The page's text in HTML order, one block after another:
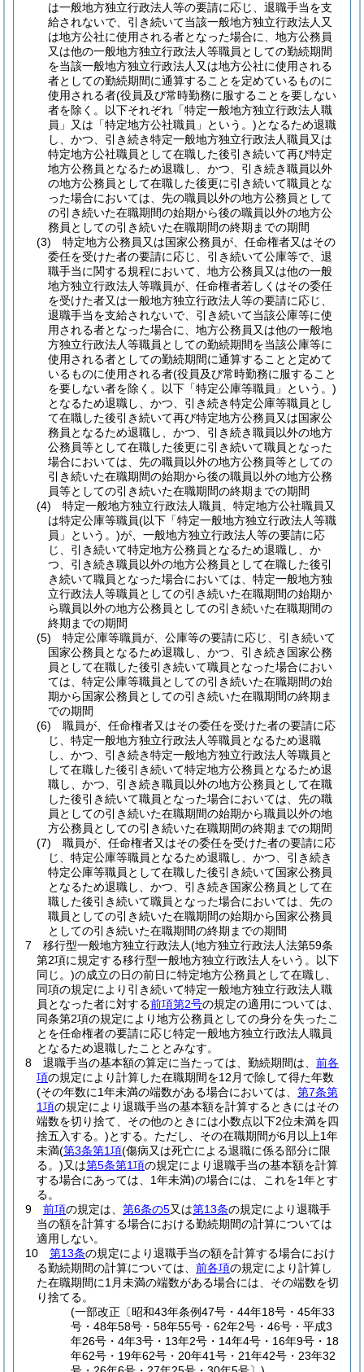
は一般地方独立行政法人等の要請に応じ、退職手当を支
給されないで、引き続いて当該一般地方独立行政法人又
は地方公社に使用される者となった場合に、地方公務員
又は他の一般地方独立行政法人等職員としての勤続期間
を当該一般地方独立行政法人又は地方公社に使用される
者としての勤続期間に通算することを定めているものに
使用される者(役員及び常時勤務に服することを要しない
者を除く。以下それぞれ「特定一般地方独立行政法人職
員」又は「特定地方公社職員」という。)となるため退職
し、かつ、引き続き特定一般地方独立行政法人職員又は
特定地方公社職員として在職した後引き続いて再び特定
地方公務員となるため退職し、かつ、引き続き職員以外
の地方公務員として在職した後更に引き続いて職員とな
った場合においては、先の職員以外の地方公務員として
の引き続いた在職期間の始期から後の職員以外の地方公
務員としての引き続いた在職期間の終期までの期間
(3)
特定地方公務員又は国家公務員が、任命権者又はその
委任を受けた者の要請に応じ、引き続いて公庫等で、退
職手当に関する規程において、地方公務員又は他の一般
地方独立行政法人等職員が、任命権者若しくはその委任
を受けた者又は一般地方独立行政法人等の要請に応じ、
退職手当を支給されないで、引き続いて当該公庫等に使
用される者となった場合に、地方公務員又は他の一般地
方独立行政法人等職員としての勤続期間を当該公庫等に
使用される者としての勤続期間に通算することと定めて
いるものに使用される者(役員及び常時勤務に服すること
を要しない者を除く。以下「特定公庫等職員」という。)
となるため退職し、かつ、引き続き特定公庫等職員とし
て在職した後引き続いて再び特定地方公務員又は国家公
務員となるため退職し、かつ、引き続き職員以外の地方
公務員等として在職した後更に引き続いて職員となった
場合においては、先の職員以外の地方公務員等としての
引き続いた在職期間の始期から後の職員以外の地方公務
員等としての引き続いた在職期間の終期までの期間
(4)
特定一般地方独立行政法人職員、特定地方公社職員又
は特定公庫等職員(以下「特定一般地方独立行政法人等職
員」という。)が、一般地方独立行政法人等の要請に応
じ、引き続いて特定地方公務員となるため退職し、か
つ、引き続き職員以外の地方公務員として在職した後引
き続いて職員となった場合においては、特定一般地方独
立行政法人等職員としての引き続いた在職期間の始期か
ら職員以外の地方公務員としての引き続いた在職期間の
終期までの期間
(5)
特定公庫等職員が、公庫等の要請に応じ、引き続いて
国家公務員となるため退職し、かつ、引き続き国家公務
員として在職した後引き続いて職員となった場合におい
ては、特定公庫等職員としての引き続いた在職期間の始
期から国家公務員としての引き続いた在職期間の終期ま
での期間
(6)
職員が、任命権者又はその委任を受けた者の要請に応
じ、特定一般地方独立行政法人等職員となるため退職
し、かつ、引き続き特定一般地方独立行政法人等職員と
して在職した後引き続いて特定地方公務員となるため退
職し、かつ、引き続き職員以外の地方公務員として在職
した後引き続いて職員となった場合においては、先の職
員としての引き続いた在職期間の始期から職員以外の地
方公務員としての引き続いた在職期間の終期までの期間
(7)
職員が、任命権者又はその委任を受けた者の要請に応
じ、特定公庫等職員となるため退職し、かつ、引き続き
特定公庫等職員として在職した後引き続いて国家公務員
となるため退職し、かつ、引き続き国家公務員として在
職した後引き続いて職員となった場合においては、先の
職員としての引き続いた在職期間の始期から国家公務員
としての引き続いた在職期間の終期までの期間
7
移行型一般地方独立行政法人(地方独立行政法人法第59条
第2項に規定する移行型一般地方独立行政法人をいう。以下
同じ。)の成立の日の前日に特定地方公務員として在職し、
同項の規定により引き続いて特定一般地方独立行政法人職
員となった者に対する前項第2号の規定の適用については、
同条第2項の規定により地方公務員としての身分を失ったこ
とを任命権者の要請に応じ特定一般地方独立行政法人職員
となるため退職したこととみなす。
8
退職手当の基本額の算定に当たっては、勤続期間は、 前各
項の規定により計算した在職期間を12月で除して得た年数
(その年数に1年未満の端数がある場合においては、 第7条第
1項の規定により退職手当の基本額を計算するときにはその
端数を切り捨て、その他のときには小数点以下2位未満を四
捨五入する。)とする。 ただし、その在職期間が6月以上1年
未満(第3条第1項(傷病又は死亡による退職に係る部分に限
る。)又は第5条第1項の規定により退職手当の基本額を計算
する場合にあっては、1年未満)の場合には、これを1年とす
る。
9
前項の規定は、 第6条の5又は第13条の規定により退職手
当の額を計算する場合における勤続期間の計算については
適用しない。
10
第13条の規定により退職手当の額を計算する場合におけ
る勤続期間の計算については、 前各項の規定により計算し
た在職期間に1月未満の端数がある場合には、その端数を切
り捨てる。
(一部改正〔昭和43年条例47号・44年18号・45年33
号・48年58号・58年55号・62年2号・46号・平成3
年26号・4年3号・13年2号・14年4号・16年9号・18
年62号・19年62号・20年41号・21年42号・23年32